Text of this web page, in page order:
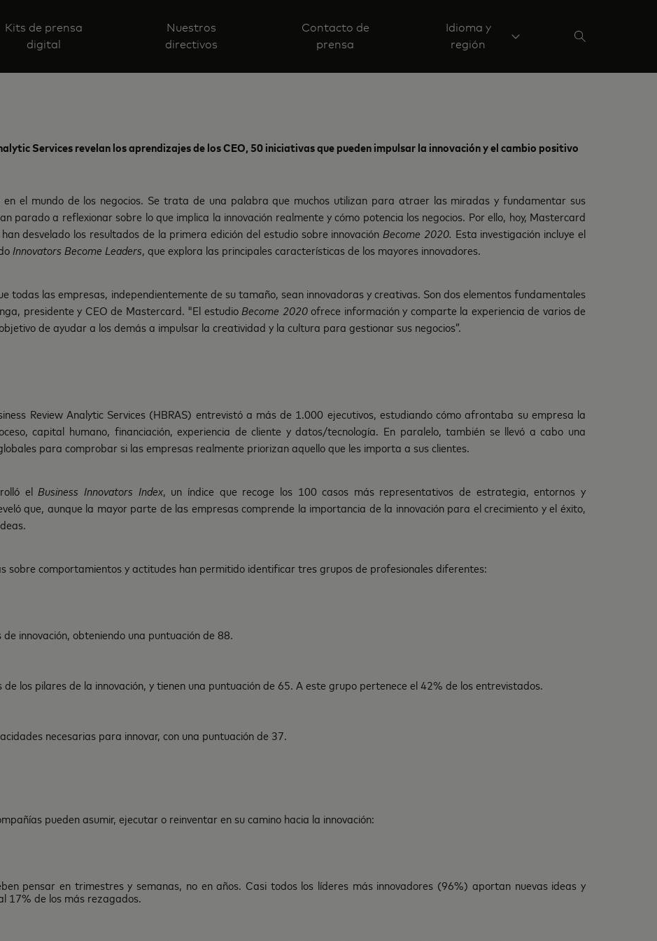
Kits de prensa
digital
Nuestros
directivos
Contacto de
prensa
Idioma y
región
Services revelan los aprendizajes de los CEO, 50 iniciativas que pueden impulsar la innovación y el cambio positivo
en el mundo de los negocios. Se trata de una palabra que muchos utilizan para atraer las miradas y fundamentar sus
parado a reflexionar sobre lo que implica la innovación realmente y cómo potencia los negocios. Por ello, hoy, Mastercard
desvelado los resultados de la primera edición del estudio sobre innovación Become 2020. Esta investigación incluye el
Innovators Become Leaders, que explora las principales características de los mayores innovadores.
todas las empresas, independientemente de su tamaño, sean innovadoras y creativas. Son dos elementos fundamentales
presidente y CEO de Mastercard. "El estudio Become 2020ofrece información y comparte la experiencia de varios de
de ayudar a los demás a impulsar la creatividad y la cultura para gestionar sus negocios”.
Review Analytic Services (HBRAS) entrevistó a más de 1.000 ejecutivos, estudiando cómo afrontaba su empresa la
capital humano, financiación, experiencia de cliente y datos/tecnología. En paralelo, también se llevó a cabo una
para comprobar si las empresas realmente priorizan aquello que les importa a sus clientes.
el Business Innovators Index, un índice que recoge los 100 casos más representativos de estrategia, entornos y
que, aunque la mayor parte de las empresas comprende la importancia de la innovación para el crecimiento y el éxito,
sobre comportamientos y actitudes han permitido identificar tres grupos de profesionales diferentes:
innovación, obteniendo una puntuación de 88.
los pilares de la innovación, y tienen una puntuación de 65. A este grupo pertenece el 42% de los entrevistados.
necesarias para innovar, con una puntuación de 37.
pueden asumir, ejecutar o reinventar en su camino hacia la innovación:
pensar en trimestres y semanas, no en años. Casi todos los líderes más innovadores (96%) aportan nuevas ideas y
17% de los más rezagados.